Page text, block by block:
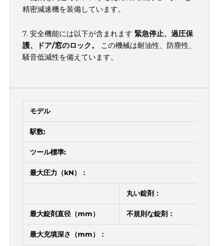
精密減速機を装備しています。
7. 安全機能には以下が含まれます 緊急停止、過圧保
護、ドア/窓のロック。
この機械は耐油性、防塵性、
騒音低減性を備えています。
モデル
駅数:
ツール標準:
最大圧力（kN）：
丸い錠剤：
最大錠剤直径（mm） 不規則な錠剤：
最大充填深さ（mm）：